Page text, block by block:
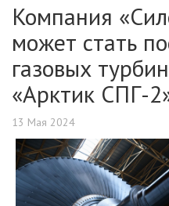
Компания
может стать
газовых
«Арктик СПГ-
13 Мая 2024